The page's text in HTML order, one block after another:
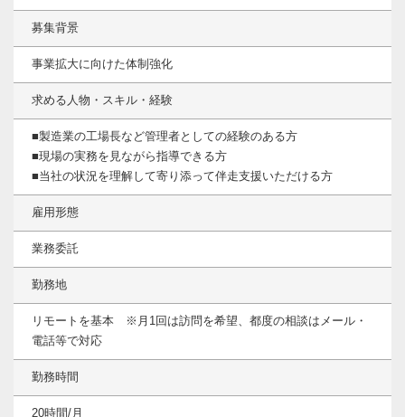
募集背景
事業拡大に向けた体制強化
求める人物・スキル・経験
■製造業の工場長など管理者としての経験のある方
■現場の実務を見ながら指導できる方
■当社の状況を理解して寄り添って伴走支援いただける方
雇用形態
業務委託
勤務地
リモートを基本 ※月1回は訪問を希望、都度の相談はメール・
電話等で対応
勤務時間
20時間/月